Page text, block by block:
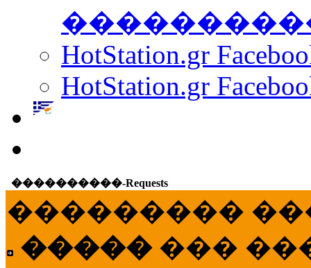
HotStation.gr
HotStation.gr
����������-Requests
���������
����� ���